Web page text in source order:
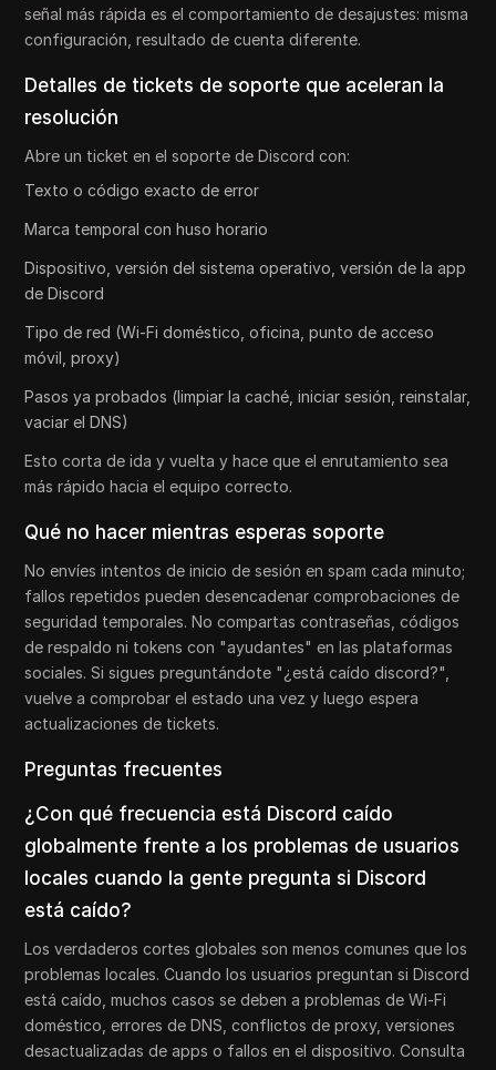
señal más rápida es el comportamiento de desajustes: misma
configuración, resultado de cuenta diferente.
Detalles de tickets de soporte que aceleran la
resolución
Abre un ticket en el soporte de Discord con:
Texto o código exacto de error
Marca temporal con huso horario
Dispositivo, versión del sistema operativo, versión de la app
de Discord
Tipo de red (Wi-Fi doméstico, oficina, punto de acceso
móvil, proxy)
Pasos ya probados (limpiar la caché, iniciar sesión, reinstalar,
vaciar el DNS)
Esto corta de ida y vuelta y hace que el enrutamiento sea
más rápido hacia el equipo correcto.
Qué no hacer mientras esperas soporte
No envíes intentos de inicio de sesión en spam cada minuto;
fallos repetidos pueden desencadenar comprobaciones de
seguridad temporales. No compartas contraseñas, códigos
de respaldo ni tokens con "ayudantes" en las plataformas
sociales. Si sigues preguntándote "¿está caído discord?",
vuelve a comprobar el estado una vez y luego espera
actualizaciones de tickets.
Preguntas frecuentes
¿Con qué frecuencia está Discord caído
globalmente frente a los problemas de usuarios
locales cuando la gente pregunta si Discord
está caído?
Los verdaderos cortes globales son menos comunes que los
problemas locales. Cuando los usuarios preguntan si Discord
está caído, muchos casos se deben a problemas de Wi-Fi
doméstico, errores de DNS, conflictos de proxy, versiones
desactualizadas de apps o fallos en el dispositivo. Consulta